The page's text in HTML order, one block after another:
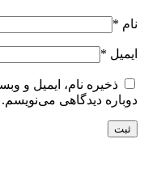
نام *
ایمیل *
ذخیره نام، ایمیل و
دوباره دیدگاهی می‌نویسم.